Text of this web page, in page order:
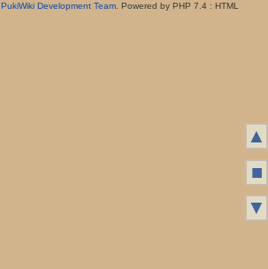
PukiWiki Development Team. Powered by PHP 7.4 : HTML
▲
■
▼